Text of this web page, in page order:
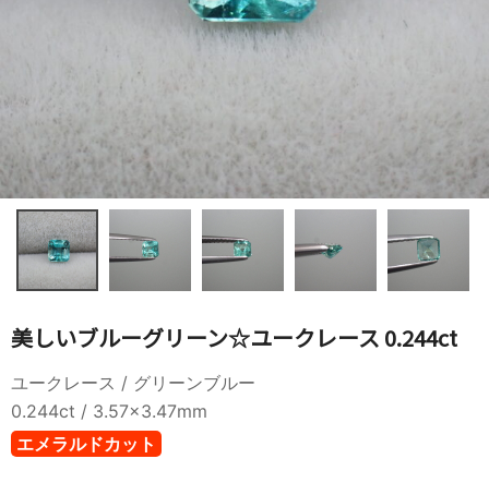
美しいブルーグリーン☆ユークレース 0.244ct
ユークレース / グリーンブルー
0.244ct / 3.57×3.47mm
エメラルドカット